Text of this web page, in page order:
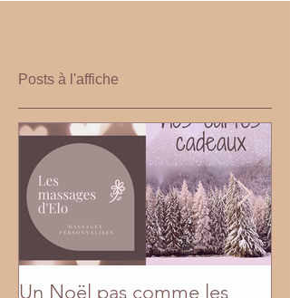
Posts à l'affiche
Un Noël pas comme les